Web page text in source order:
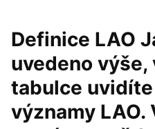
Definice LAO
uvedeno
tabulce
významy LAO.